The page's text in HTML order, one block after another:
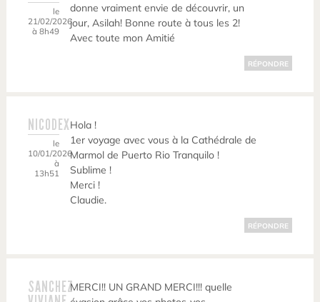
le
21/02/2026
à 8h49
donne vraiment envie de découvrir, un
jour, Asilah! Bonne route à tous les 2!
Avec toute mon Amitié
RÉPONDRE
NICODEX
le
10/01/2026
à
13h51
Hola !
1er voyage avec vous à la Cathédrale de
Marmol de Puerto Rio Tranquilo !
Sublime !
Merci !
Claudie.
RÉPONDRE
SANCHEZMERCI!! UN GRAND MERCI!!! quelle